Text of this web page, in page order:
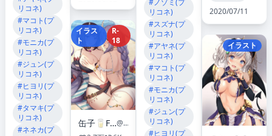
リコネ)
#マコト(プ
リコネ)
#モニカ(プ
リコネ)
#ジュン(プ
リコネ)
#ヒヨリ(プ
リコネ)
#タマキ(プ
リコネ)
#ネネカ(プ
イラス
ト
R-
18
缶子🥛FANBOX &Patreon✨
@orz_can
#ノゾミ(プ
リコネ)
#スズナ(プ
リコネ)
#アヤネ(プ
リコネ)
#マコト(プ
リコネ)
#モニカ(プ
リコネ)
#ジュン(プ
リコネ)
#ヒヨリ(プ
2020/07/11
イラスト